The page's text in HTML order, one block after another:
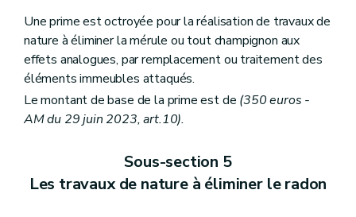
Une prime est octroyée pour la réalisation de travaux de
nature à éliminer la mérule ou tout champignon aux
effets analogues, par remplacement ou traitement des
éléments immeubles attaqués.
Le montant de base de la prime est de (350 euros -
AM du 29 juin 2023, art.10).
Sous-section 5
Les travaux de nature à éliminer le radon